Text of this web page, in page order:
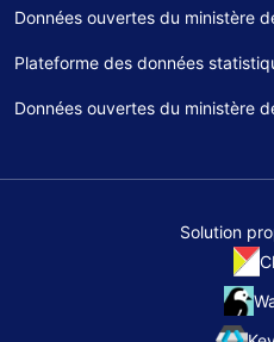
Données ouvertes du ministère
Plateforme des données
Données ouvertes du ministère
Solution